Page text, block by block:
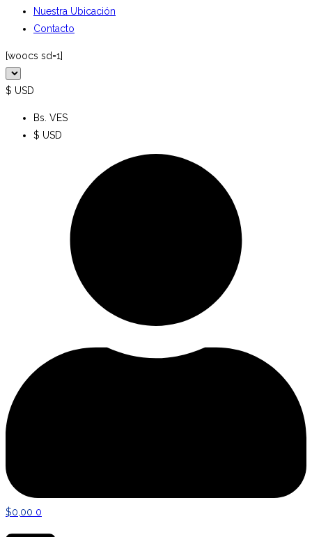
Nuestra Ubicación
Contacto
[woocs sd=1]
$ USD
Bs. VES
$ USD
$0,00 0